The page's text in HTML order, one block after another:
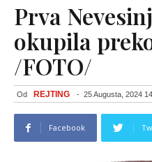
Prva
okupila
/FOTO/
Od REJTING - 25 Augusta, 2024
Facebook